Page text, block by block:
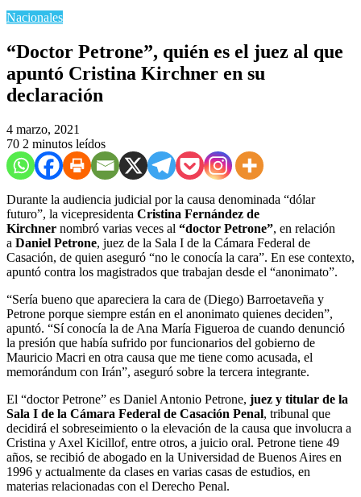
Nacionales
“Doctor Petrone”, quién es el juez al que
apuntó Cristina Kirchner en su
declaración
4 marzo, 2021
70 2 minutos leídos
Durante la audiencia judicial por la causa denominada “dólar
futuro”, la vicepresidenta Cristina Fernández de
Kirchner nombró varias veces al “doctor Petrone”, en relación
a Daniel Petrone, juez de la Sala I de la Cámara Federal de
Casación, de quien aseguró “no le conocía la cara”. En ese contexto,
apuntó contra los magistrados que trabajan desde el “anonimato”.
“Sería bueno que apareciera la cara de (Diego) Barroetaveña y
Petrone porque siempre están en el anonimato quienes deciden”,
apuntó. “Sí conocía la de Ana María Figueroa de cuando denunció
la presión que había sufrido por funcionarios del gobierno de
Mauricio Macri en otra causa que me tiene como acusada, el
memorándum con Irán”, aseguró sobre la tercera integrante.
El “doctor Petrone” es Daniel Antonio Petrone, juez y titular de la
Sala I de la Cámara Federal de Casación Penal, tribunal que
decidirá el sobreseimiento o la elevación de la causa que involucra a
Cristina y Axel Kicillof, entre otros, a juicio oral. Petrone tiene 49
años, se recibió de abogado en la Universidad de Buenos Aires en
1996 y actualmente da clases en varias casas de estudios, en
materias relacionadas con el Derecho Penal.